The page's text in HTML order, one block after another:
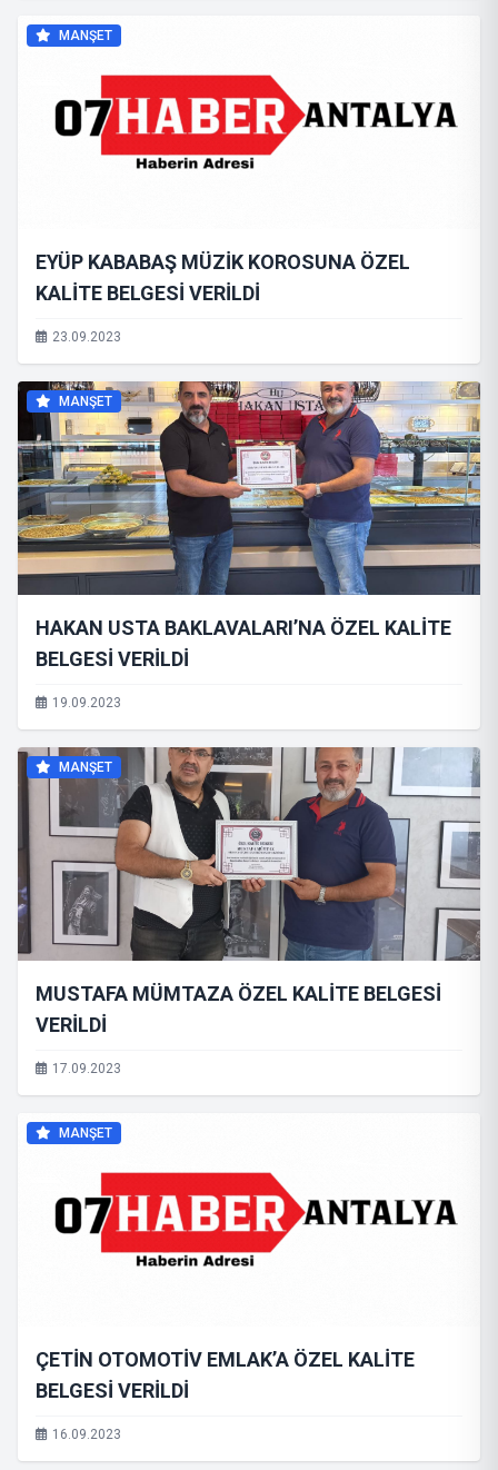
MANŞET
EYÜP KABABAŞ MÜZİK KOROSUNA ÖZEL
KALİTE BELGESİ VERİLDİ
23.09.2023
MANŞET
HAKAN USTA BAKLAVALARI’NA ÖZEL KALİTE
BELGESİ VERİLDİ
19.09.2023
MANŞET
MUSTAFA MÜMTAZA ÖZEL KALİTE BELGESİ
VERİLDİ
17.09.2023
MANŞET
ÇETİN OTOMOTİV EMLAK’A ÖZEL KALİTE
BELGESİ VERİLDİ
16.09.2023